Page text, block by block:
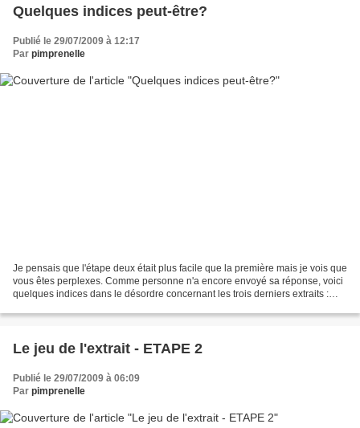
Quelques indices peut-être?
Publié le 29/07/2009 à 12:17
Par pimprenelle
Je pensais que l'étape deux était plus facile que la première mais je vois que
vous êtes perplexes. Comme personne n'a encore envoyé sa réponse, voici
quelques indices dans le désordre concernant les trois derniers extraits :
Le jeu de l'extrait - ETAPE 2
Publié le 29/07/2009 à 06:09
Par pimprenelle